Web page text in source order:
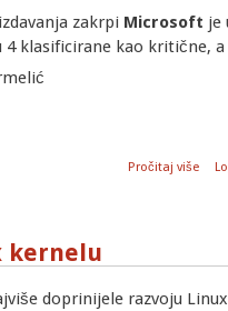
zakrpi Microsoft je
klasificirane kao kritične, a
Pročitaj više o
kernelu
doprinijele razvoju